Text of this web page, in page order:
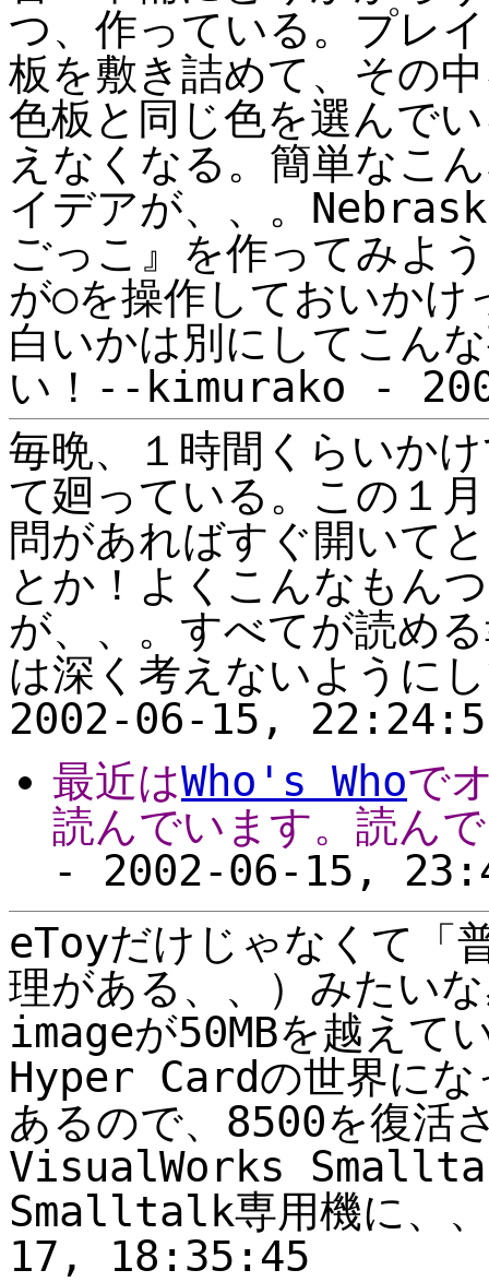
つ、作っている。プレ
板を敷き詰めて、その
色板と同じ色を選んで
えなくなる。簡単なこ
イデアが、、。
ごっこ』を作ってみよ
が○を操作しておいかけ
白いかは別にしてこん
い！--kimurako -
毎晩、１時間くらいか
て廻っている。この１
問があればすぐ開いて
とか！よくこんなもん
が、、。すべてが読め
は深く考えないよう
2002-06-15,
最近はWho's Whoで
読んでいます。読ん
- 2002-06-15,
eToyだけじゃなくて「
理がある、、）みたい
imageが50MBを越えて
Hyper Cardの世界にな
あるので、8500を復活
VisualWorks
Smalltalk専用機に
17, 18:35:45